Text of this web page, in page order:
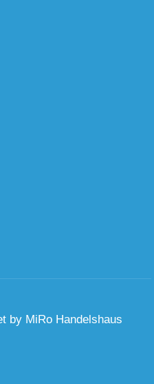
by MiRo Handelshaus